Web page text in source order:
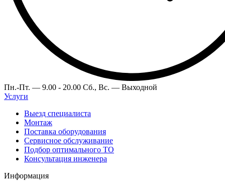
Пн.-Пт. — 9.00 - 20.00 Сб., Вс. — Выходной
Услуги
Выезд специалиста
Монтаж
Поставка оборудования
Сервисное обслуживание
Подбор оптимального ТО
Консультация инженера
Информация